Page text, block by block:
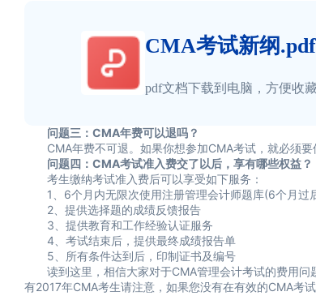
CMA考试新纲.pdf
pdf文档下载到电脑，方便收
问题三：CMA年费可以退吗？
CMA年费不可退。如果你想参加CMA考试，就必须要
问题四：CMA考试准入费交了以后，享有哪些权益？
考生缴纳考试准入费后可以享受如下服务：
1、6个月内无限次使用注册管理会计师题库(6个月过
2、提供选择题的成绩反馈报告
3、提供教育和工作经验认证服务
4、考试结束后，提供最终成绩报告单
5、所有条件达到后，印制证书及编号
读到这里，相信大家对于CMA管理会计考试的费用问
有2017年CMA考生请注意，如果您没有在有效的CMA考